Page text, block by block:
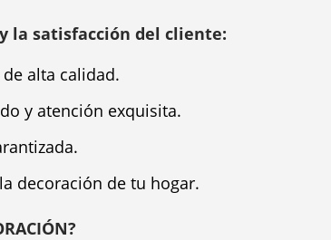
la satisfacción del cliente:
alta calidad.
y atención exquisita.
decoración de tu hogar.